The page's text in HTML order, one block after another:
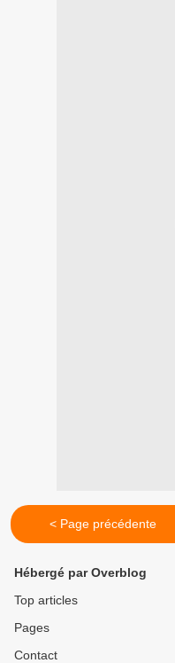
< Page précédente
Hébergé par Overblog
Top articles
Pages
Contact